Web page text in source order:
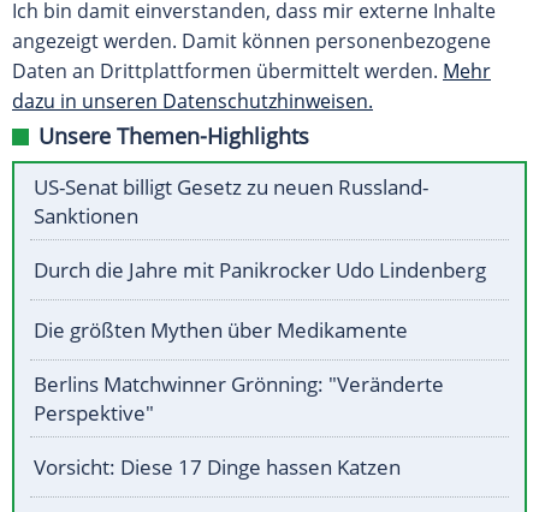
Ich bin damit einverstanden, dass mir externe Inhalte
angezeigt werden. Damit können personenbezogene
Daten an Drittplattformen übermittelt werden. Mehr
dazu in unseren Datenschutzhinweisen.
Unsere Themen-Highlights
US-Senat billigt Gesetz zu neuen Russland-
Sanktionen
Durch die Jahre mit Panikrocker Udo Lindenberg
Die größten Mythen über Medikamente
Berlins Matchwinner Grönning: "Veränderte
Perspektive"
Vorsicht: Diese 17 Dinge hassen Katzen